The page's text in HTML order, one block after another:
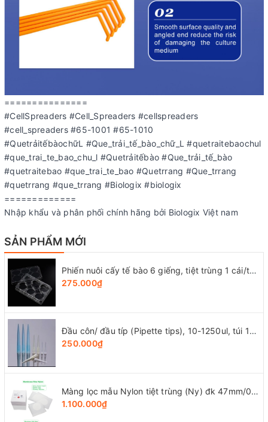
===============
#CellSpreaders #Cell_Spreaders #cellspreaders
#cell_spreaders #65-1001 #65-1010
#QuetrảitếbàochữL #Que_trải_tế_bào_chữ_L #quetraitebaochul
#que_trai_te_bao_chu_l #Quetrảitếbào #Que_trải_tế_bào
#quetraitebao #que_trai_te_bao #Quetrrang #Que_trrang
#quetrrang #que_trrang #Biologix #biologix
=============
Nhập khẩu và phân phối chính hãng bởi Biologix Việt nam
SẢN PHẨM MỚI
Phiến nuôi cấy tế bào 6 giếng, tiệt trùng 1 cái/túi (Cell Culture Plates), mã 07-6006, Biologix-USA
275.000₫
Đầu côn/ đầu típ (Pipette tips), 10-1250ul, túi 1000 cái, hãng LabSelect
250.000₫
Màng lọc mẫu Nylon tiệt trùng (Ny) đk 47mm/0.22µm-0.45µm, 4x25 chiếc/hộp, hãng Biosharp
1.100.000₫